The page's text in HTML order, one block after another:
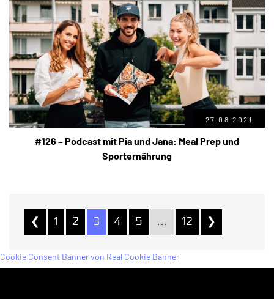
27.08.2021
#126 – Podcast mit Pia und Jana: Meal Prep und
Sporternährung
❮ 1 2 3 4 5 … 12 ❯
Cookie Consent Banner von Real Cookie Banner